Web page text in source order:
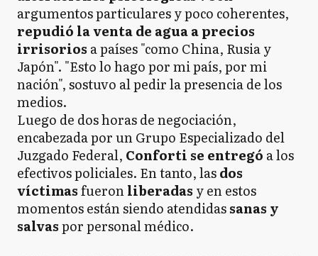
argumentos particulares y poco coherentes,
repudió la venta de agua a precios
irrisorios a países "como China, Rusia y
Japón". "Esto lo hago por mi país, por mi
nación", sostuvo al pedir la presencia de los
medios.
Luego de dos horas de negociación,
encabezada por un Grupo Especializado del
Juzgado Federal, Conforti se entregó a los
efectivos policiales. En tanto, lasdos
víctimasfueronliberadas y en estos
momentos están siendo atendidassanas y
salvaspor personal médico.